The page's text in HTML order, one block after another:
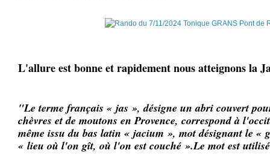
L'allure est bonne et rapidement nous atteignons la
"Le terme français « jas », désigne un abri couvert
chèvres et de moutons en Provence, correspond à
même issu du bas latin « jacium », mot désignant le «
« lieu où l'on gît, où l'on est couché ».Le mot est